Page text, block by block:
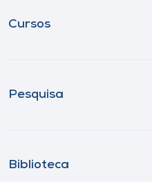
Cursos
Pesquisa
Biblioteca